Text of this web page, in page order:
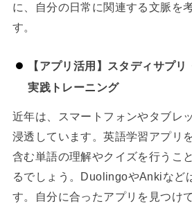
に、自分の日常に関連する文脈を
す。
【アプリ活用】スタディサプ
実践トレーニング
近年は、スマートフォンやタブレ
浸透しています。英語学習アプリ
含む単語の理解やクイズを行うこ
るでしょう。DuolingoやAnkiなど
す。自分に合ったアプリを見つけ